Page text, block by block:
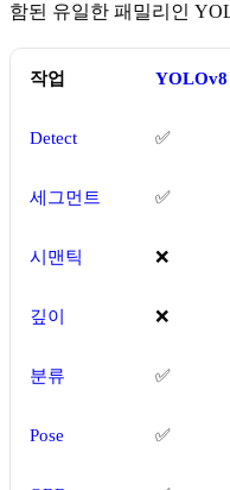
함된 유일한 패밀리인
작업 YOLOv8
Detect ✅
세그먼트 ✅
시맨틱 ❌
깊이 ❌
분류 ✅
Pose ✅